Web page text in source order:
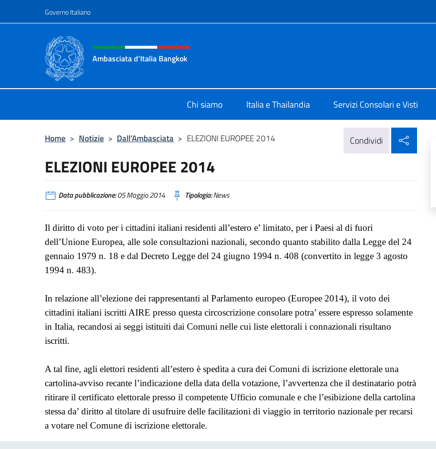
Governo Italiano
Intestazione sito, social e menù
Ambasciata d'Italia Bangkok
Chi siamo Italia e Thailandia Servizi Consolari e Visti
Home > Notizie > Dall’Ambasciata > ELEZIONI EUROPEE 2014 Condividi
ELEZIONI EUROPEE 2014
Data pubblicazione:05 Maggio 2014 Tipologia:News
Il diritto di voto per i cittadini italiani residenti all’estero e’ limitato, per i Paesi al di fuori
dell’Unione Europea, alle sole consultazioni nazionali, secondo quanto stabilito dalla Legge del 24
gennaio 1979 n. 18 e dal Decreto Legge del 24 giugno 1994 n. 408 (convertito in legge 3 agosto
1994 n. 483).
In relazione all’elezione dei rappresentanti al Parlamento europeo (Europee 2014), il voto dei
cittadini italiani iscritti AIRE presso questa circoscrizione consolare potra’ essere espresso solamente
in Italia, recandosi ai seggi istituiti dai Comuni nelle cui liste elettorali i connazionali risultano
iscritti.
A tal fine, agli elettori residenti all’estero è spedita a cura dei Comuni di iscrizione elettorale una
cartolina-avviso recante l’indicazione della data della votazione, l’avvertenza che il destinatario potrà
ritirare il certificato elettorale presso il competente Ufficio comunale e che l’esibizione della cartolina
stessa da’ diritto al titolare di usufruire delle facilitazioni di viaggio in territorio nazionale per recarsi
a votare nel Comune di iscrizione elettorale.